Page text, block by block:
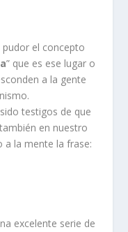
el concepto
” que es ese lugar o
a la gente
testigos de que
en nuestro
la mente la frase:
excelente serie de